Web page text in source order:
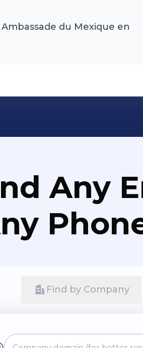
du Mexique en
Any
Find by Company